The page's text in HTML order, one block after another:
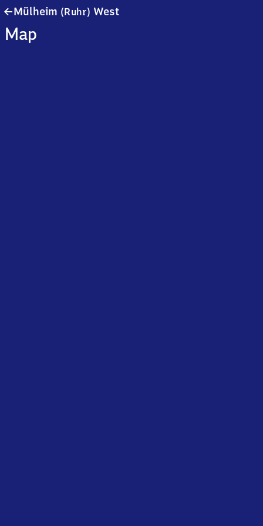
Mülheim (Ruhr) WestMülheim
Map